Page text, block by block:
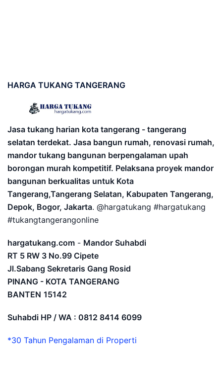
HARGA TUKANG TANGERANG
Jasa tukang harian kota tangerang - tangerang
selatan terdekat. Jasa bangun rumah, renovasi rumah,
mandor tukang bangunan berpengalaman upah
borongan murah kompetitif. Pelaksana proyek mandor
bangunan berkualitas untuk Kota
Tangerang,Tangerang Selatan, Kabupaten Tangerang,
Depok, Bogor, Jakarta. @hargatukang #hargatukang
#tukangtangerangonline
hargatukang.com - Mandor Suhabdi
RT 5 RW 3 No.99 Cipete
Jl.Sabang Sekretaris Gang Rosid
PINANG - KOTA TANGERANG
BANTEN 15142
Suhabdi HP / WA : 0812 8414 6099
*30 Tahun Pengalaman di Properti